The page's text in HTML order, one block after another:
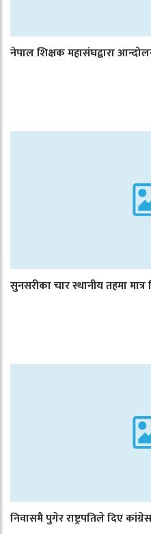
नेपाल शिक्षक महासंघद्वारा
सुनसरीका चार स्थानीय तहमा मात्र
निवासमै पुगेर राष्ट्रपतिले दिए कांग्रेस